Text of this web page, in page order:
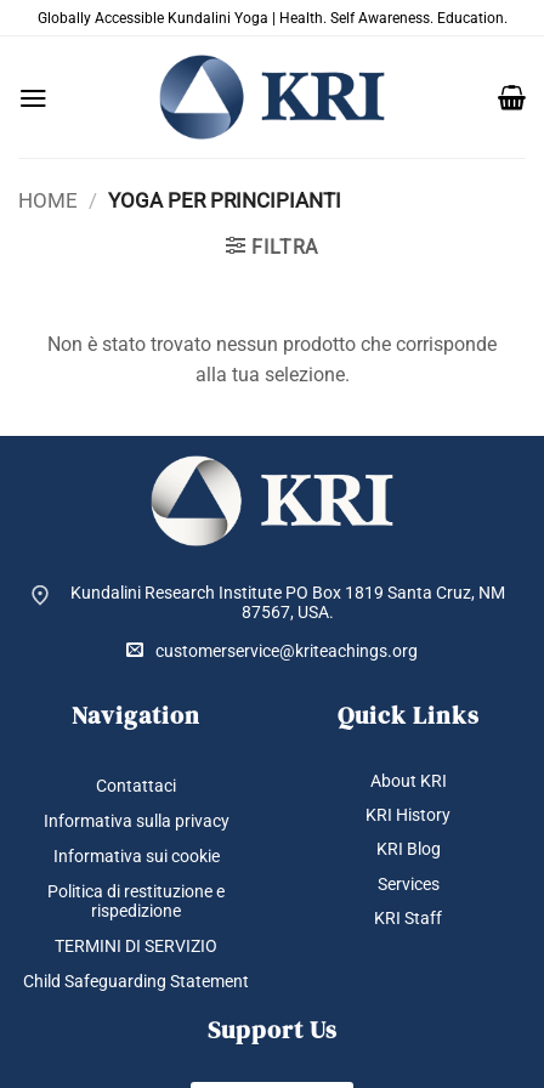
SaltaGlobally Accessible Kundalini Yoga | Health. Self Awareness. Education.
HOME / YOGA PER PRINCIPIANTI
FILTRA
Non è stato trovato nessun prodotto che corrisponde
alla tua selezione.
Kundalini Research Institute PO Box 1819 Santa Cruz, NM
87567, USA.
customerservice@kriteachings.org
Navigation
Contattaci
Informativa sulla privacy
Informativa sui cookie
Politica di restituzione e
rispedizione
TERMINI DI SERVIZIO
Child Safeguarding Statement
Quick Links
About KRI
KRI History
KRI Blog
Services
KRI Staff
Support Us